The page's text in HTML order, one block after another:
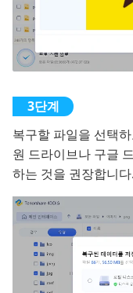
복구할 파일을 선택
원 드라이브나 구글
하는 것을 권장합니다.